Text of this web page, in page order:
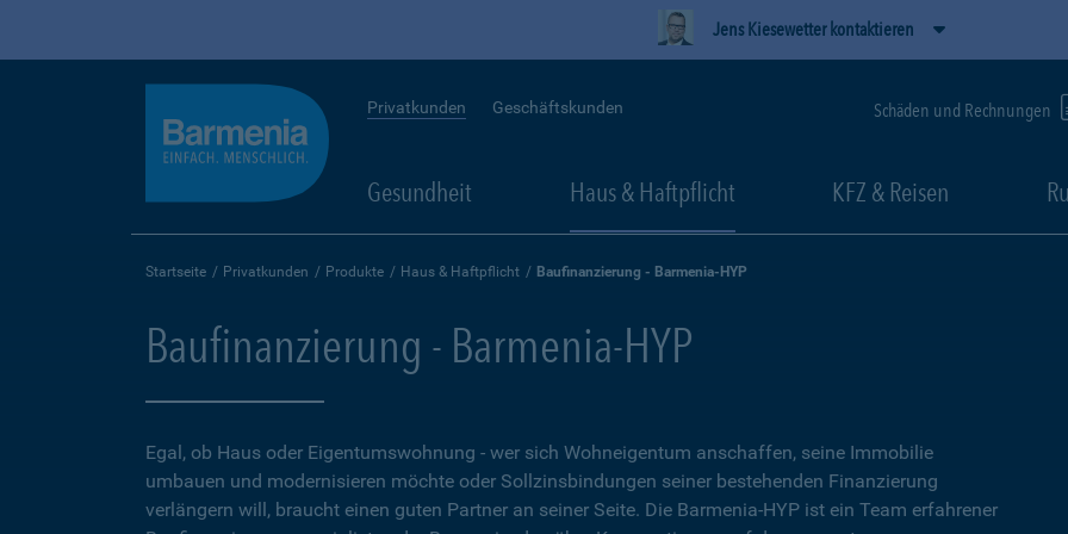
Jens Kiesewetter kontaktieren
Privatkunden Geschäftskunden Schäden und Rechnungen
Gesundheit Haus & Haftpflicht KFZ & Reisen
Startseite Privatkunden Produkte Haus & Haftpflicht Baufinanzierung - Barmenia-HYP
Baufinanzierung - Barmenia-HYP
Egal, ob Haus oder Eigentumswohnung - wer sich Wohneigentum anschaffen, seine Immobilie
umbauen und modernisieren möchte oder Sollzinsbindungen seiner bestehenden Finanzierung
verlängern will, braucht einen guten Partner an seiner Seite. Die Barmenia-HYP ist ein Team erfahrener